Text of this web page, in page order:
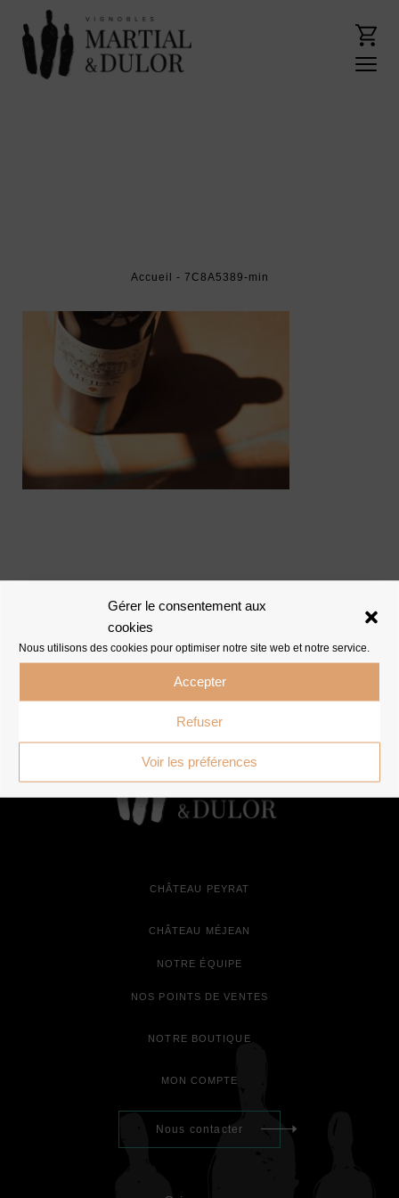
Gérer le consentement aux
cookies
Nous utilisons des cookies pour optimiser notre site web et notre service.
Accepter
Refuser
Voir les préférences
Accueil - 7C8A5389-min
CHÂTEAU PEYRAT
CHÂTEAU MÉJEAN
NOTRE ÉQUIPE
NOS POINTS DE VENTES
NOTRE BOUTIQUE
MON COMPTE
Nous contacter